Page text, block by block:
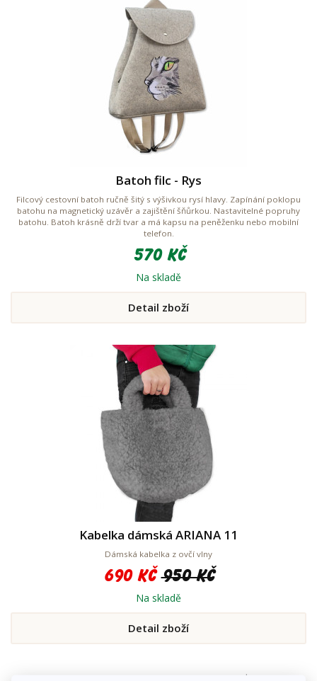
Batoh filc - Rys
Filcový cestovní batoh ručně šitý s výšivkou rysí hlavy. Zapínání poklopu
batohu na magnetický uzávěr a zajištění šňůrkou. Nastavitelné popruhy
batohu. Batoh krásně drží tvar a má kapsu na peněženku nebo mobilní
telefon.
570 Kč
Na skladě
Detail zboží
Kabelka dámská ARIANA 11
Dámská kabelka z ovčí vlny
690 Kč 950 Kč
Na skladě
Detail zboží